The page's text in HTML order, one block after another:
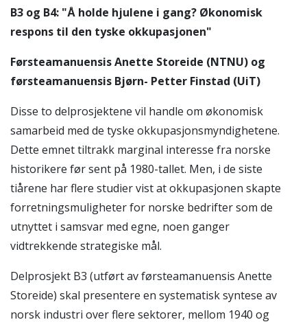
B3 og B4: "Å holde hjulene i gang? Økonomisk
respons til den tyske okkupasjonen"
Førsteamanuensis Anette Storeide (NTNU) og
førsteamanuensis Bjørn- Petter Finstad (UiT)
Disse to delprosjektene vil handle om økonomisk
samarbeid med de tyske okkupasjonsmyndighetene.
Dette emnet tiltrakk marginal interesse fra norske
historikere før sent på 1980-tallet. Men, i de siste
tiårene har flere studier vist at okkupasjonen skapte
forretningsmuligheter for norske bedrifter som de
utnyttet i samsvar med egne, noen ganger
vidtrekkende strategiske mål.
Delprosjekt B3 (utført av førsteamanuensis Anette
Storeide) skal presentere en systematisk syntese av
norsk industri over flere sektorer, mellom 1940 og